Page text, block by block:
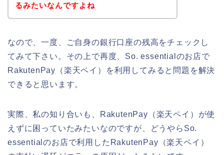
るみたいなんですよね
なので、一度、ご自身の銀行口座の残高をチェックし
てみて下さい。その上で再度、So. essentialのお店で
RakutenPay（楽天ペイ）を利用してみると問題を解決
できると思います。
実際、私の知り合いも、RakutenPay（楽天ペイ）が使
えずに困っていたみたいなのですが、どうやらSo.
essentialのお店で利用したRakutenPay（楽天ペイ）